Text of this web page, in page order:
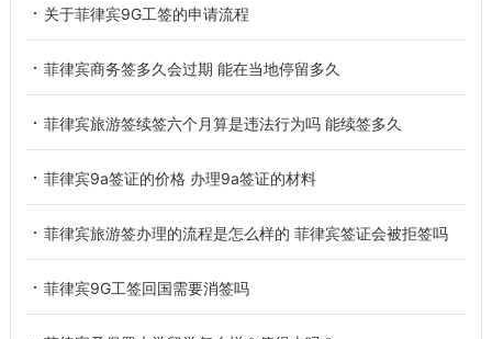
关于菲律宾9G工签的申请流程
菲律宾商务签多久会过期 能在当地停留多久
菲律宾旅游签续签六个月算是违法行为吗 能续签多久
菲律宾9a签证的价格 办理9a签证的材料
菲律宾旅游签办理的流程是怎么样的 菲律宾签证会被拒签吗
菲律宾9G工签回国需要消签吗